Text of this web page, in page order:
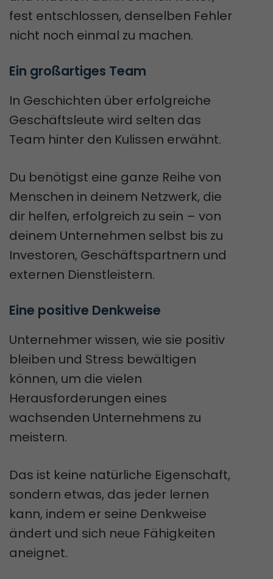
fest entschlossen, denselben Fehler
nicht noch einmal zu machen.
Ein großartiges Team
In Geschichten über erfolgreiche
Geschäftsleute wird selten das
Team hinter den Kulissen erwähnt.
Du benötigst eine ganze Reihe von
Menschen in deinem Netzwerk, die
dir helfen, erfolgreich zu sein – von
deinem Unternehmen selbst bis zu
Investoren, Geschäftspartnern und
externen Dienstleistern.
Eine positive Denkweise
Unternehmer wissen, wie sie positiv
bleiben und Stress bewältigen
können, um die vielen
Herausforderungen eines
wachsenden Unternehmens zu
meistern.
Das ist keine natürliche Eigenschaft,
sondern etwas, das jeder lernen
kann, indem er seine Denkweise
ändert und sich neue Fähigkeiten
aneignet.